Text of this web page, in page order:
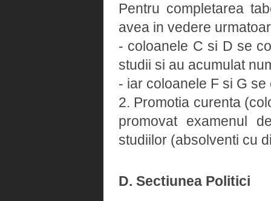
Pentru completarea
avea in vedere
- coloanele C si D se
studii si au acumulat
- iar coloanele F si G
2. Promotia curenta
promovat examenul
studiilor (absolventi cu
D. Sectiunea Politici